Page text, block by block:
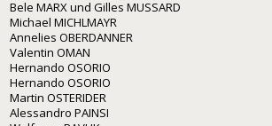
Bele MARX und Gilles MUSSARD
Michael MICHLMAYR
Annelies OBERDANNER
Valentin OMAN
Hernando OSORIO
Hernando OSORIO
Martin OSTERIDER
Alessandro PAINSI